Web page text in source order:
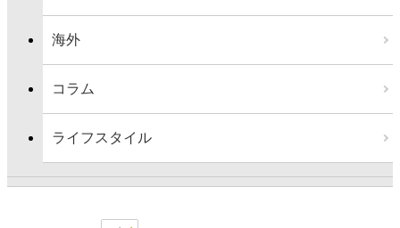
海外
コラム
ライフスタイル